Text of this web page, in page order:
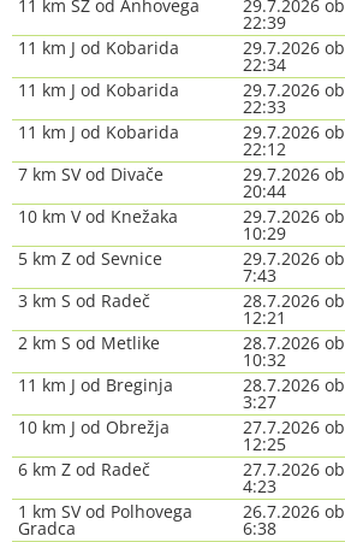
11 km SZ od Anhovega
29.7.2026 ob
22:39
11 km J od Kobarida
29.7.2026 ob
22:34
11 km J od Kobarida
29.7.2026 ob
22:33
11 km J od Kobarida
29.7.2026 ob
22:12
7 km SV od Divače
29.7.2026 ob
20:44
10 km V od Knežaka
29.7.2026 ob
10:29
5 km Z od Sevnice
29.7.2026 ob
7:43
3 km S od Radeč
28.7.2026 ob
12:21
2 km S od Metlike
28.7.2026 ob
10:32
11 km J od Breginja
28.7.2026 ob
3:27
10 km J od Obrežja
27.7.2026 ob
12:25
6 km Z od Radeč
27.7.2026 ob
4:23
1 km SV od Polhovega
Gradca
26.7.2026 ob
6:38